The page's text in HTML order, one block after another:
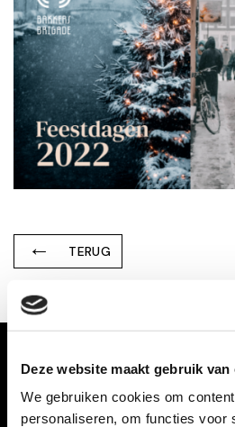
Deze website maakt gebruik van
We gebruiken cookies om
personaliseren, om functies voor
TERUG